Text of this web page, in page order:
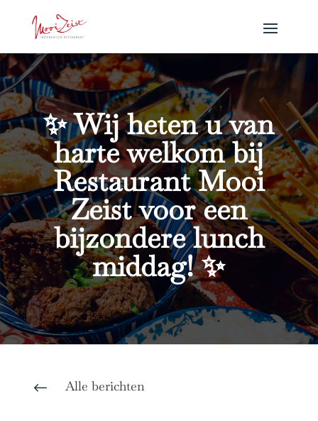
✨ Wij heten u van
harte welkom bij
Restaurant Mooi
Zeist voor een
bijzondere lunch
middag! ✨
# Alle berichten